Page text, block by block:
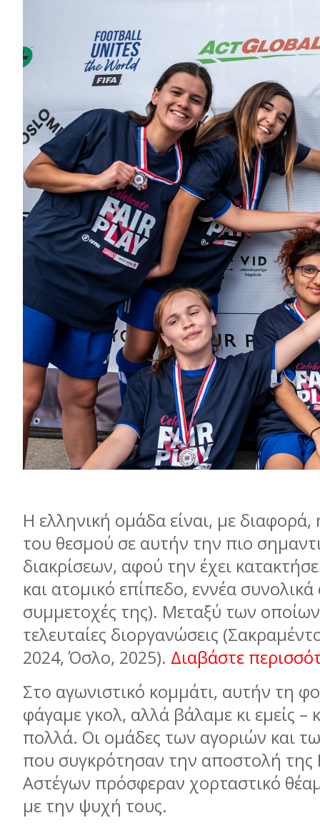
Η ελληνική ομάδα είναι, με διαφορά,
του θεσμού σε αυτήν την πιο
διακρίσεων, αφού την έχει
και ατομικό επίπεδο, εννέα συνολικά
συμμετοχές της). Μεταξύ των οποίων
τελευταίες διοργανώσεις
2024, Όσλο, 2025). Διαβάστε
Στο αγωνιστικό κομμάτι, αυτήν τη
φάγαμε γκολ, αλλά βάλαμε κι εμείς –
πολλά. Οι ομάδες των αγοριών και
που συγκρότησαν την αποστολή της
Αστέγων πρόσφεραν χορταστικό
με την ψυχή τους.